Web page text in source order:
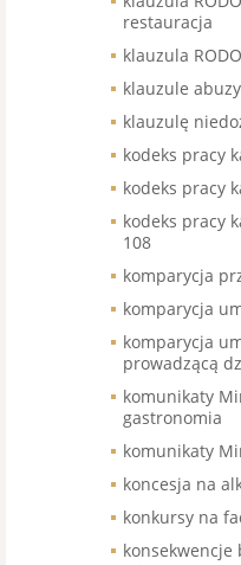
restauracja
klauzula
klauzule
klauzulę
kodeks pracy
kodeks pracy
kodeks pracy
108
komparycja
komparycja
komparycja
prowadzącą
komunikaty
gastronomia
komunikaty
koncesja na
konkursy na